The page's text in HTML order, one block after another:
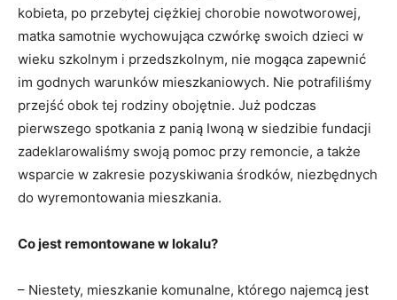
kobieta, po przebytej ciężkiej chorobie nowotworowej,
matka samotnie wychowująca czwórkę swoich dzieci w
wieku szkolnym i przedszkolnym, nie mogąca zapewnić
im godnych warunków mieszkaniowych. Nie potrafiliśmy
przejść obok tej rodziny obojętnie. Już podczas
pierwszego spotkania z panią Iwoną w siedzibie fundacji
zadeklarowaliśmy swoją pomoc przy remoncie, a także
wsparcie w zakresie pozyskiwania środków, niezbędnych
do wyremontowania mieszkania.
Co jest remontowane w lokalu?
– Niestety, mieszkanie komunalne, którego najemcą jest